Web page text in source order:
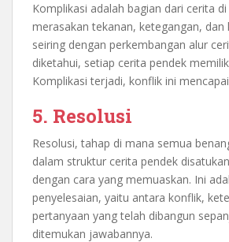
Komplikasi adalah bagian dari cerita
merasakan tekanan, ketegangan, dan
seiring dengan perkembangan alur
diketahui, setiap cerita pendek
Komplikasi terjadi, konflik ini
5. Resolusi
Resolusi, tahap di mana semua
dalam struktur cerita pendek
dengan cara yang memuaskan. Ini
penyelesaian, yaitu antara konflik,
pertanyaan yang telah dibangun
ditemukan jawabannya.